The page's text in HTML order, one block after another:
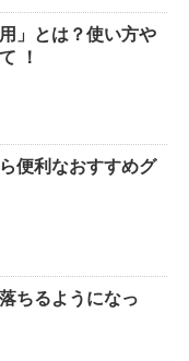
！一人暮しの
数え方って？
履歴書の封筒
手を抜かない
」とは？使い方や
！
便利なおすすめグ
ちるようになっ